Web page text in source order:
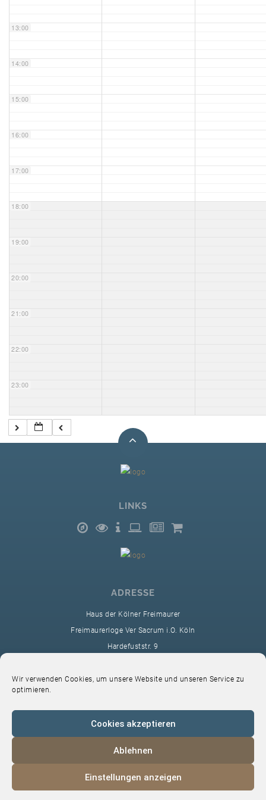
Wir verwenden Cookies, um unsere Website und unseren Service zu
optimieren.
Cookies akzeptieren
Ablehnen
Einstellungen anzeigen
Unser Bijou
VS-Intern
13:00
14:00
15:00
16:00
17:00
18:00
19:00
20:00
21:00
22:00
23:00
LINKS
ADRESSE
Haus der Kölner Freimaurer
Freimaurerloge Ver Sacrum i.O. Köln
Hardefuststr. 9
sekretariat@ver-sacrum.org
© 2024 Copyright Ver Sacrum
Datenschutz